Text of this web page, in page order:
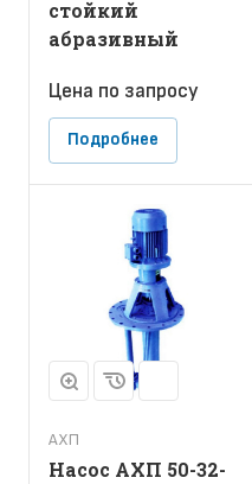
стойкий
абразивный
Цена по запросу
Подробнее
АХП
Насос АХП 50-32-